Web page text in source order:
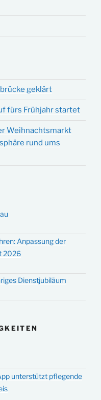
geklärt
fürs Frühjahr startet
Weihnachtsmarkt
rund ums
Anpassung der
2026
Dienstjubiläum
unterstützt pflegende